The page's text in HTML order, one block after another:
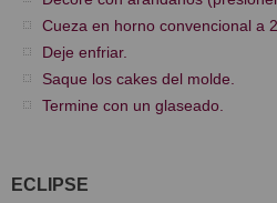
Cueza en horno convencional a
Deje enfriar.
Saque los cakes del molde.
Termine con un glaseado.
ECLIPSE